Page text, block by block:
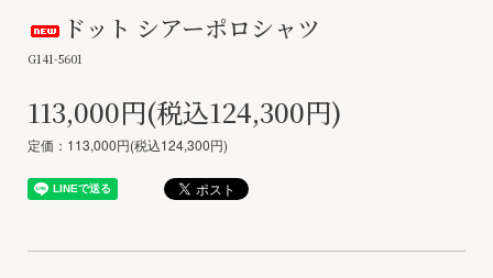
ドット シアーポロシャツ
G141-5601
113,000円(税込124,300円)
定価：113,000円(税込124,300円)